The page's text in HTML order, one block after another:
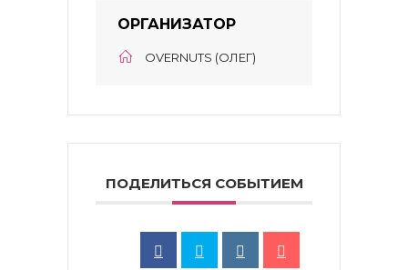
ОРГАНИЗАТОР
OVERNUTS (ОЛЕГ)
ПОДЕЛИТЬСЯ СОБЫТИЕМ